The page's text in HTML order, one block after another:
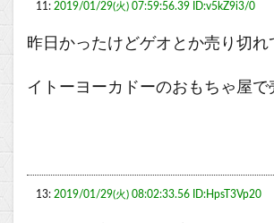
11: 2019/01/29(火) 07:59:56.39 ID:v5kZ9i3/0
昨日かったけどゲオとか売り切れ
イトーヨーカドーのおもちゃ屋で
13: 2019/01/29(火) 08:02:33.56 ID:HpsT3Vp20